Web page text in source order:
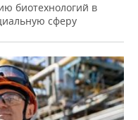
биотехнологий в
сферу